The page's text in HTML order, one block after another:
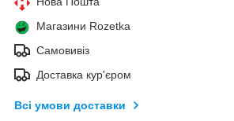
Магазини Rozetka
Самовивіз
Доставка кур'єром
Всі умови доставки